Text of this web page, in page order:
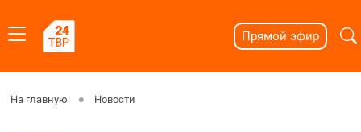
Прямой эфир
На главную Новости